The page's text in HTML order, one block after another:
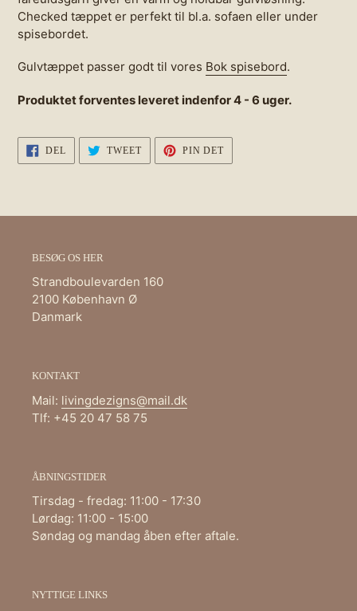
Checked tæppet er perfekt til bl.a. sofaen eller under
spisebordet.
Gulvtæppet passer godt til vores Bok spisebord.
Produktet forventes leveret indenfor 4 - 6 uger.
DEL
PÅ
FACEBOOK
TWEETTWEET
TWITTER
PIN DETPIN
PINTEREST
BESØG OS HER
Strandboulevarden 160
2100 København Ø
Danmark
KONTAKT
Mail: livingdezigns@mail.dk
Tlf: +45 20 47 58 75
ÅBNINGSTIDER
Tirsdag - fredag: 11:00 - 17:30
Lørdag: 11:00 - 15:00
Søndag og mandag åben efter aftale.
NYTTIGE LINKS